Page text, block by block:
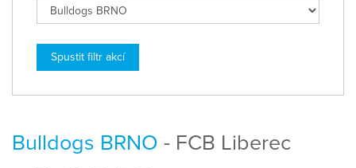
Bulldogs BRNO - FCB Liberec